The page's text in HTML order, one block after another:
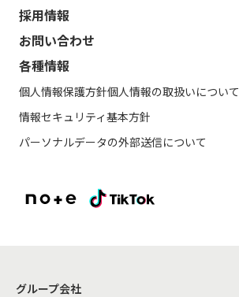
採用情報
お問い合わせ
各種情報
個人情報保護方針個人情報の取扱いについて
情報セキュリティ基本方針
パーソナルデータの外部送信について
グループ会社